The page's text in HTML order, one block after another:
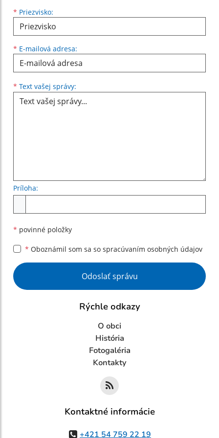
* Priezvisko:
* E-mailová adresa:
* Text vašej správy:
Príloha:
* povinné položky
* Oboznámil som sa so spracúvaním osobných údajov
Google reCaptcha Response
Odoslať správu
Rýchle odkazy
O obci
História
Fotogaléria
Kontakty
Kontaktné informácie
+421 54 759 22 19